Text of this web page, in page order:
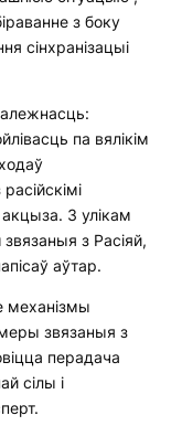
з боку
сінхранізацыі
па вялікім
З улікам
звязаныя з Расіяй,
аўтар.
механізмы
звязаныя з
перадача
сілы і